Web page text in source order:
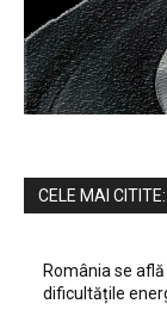
CELE MAI CITITE:
România se
dificultățile